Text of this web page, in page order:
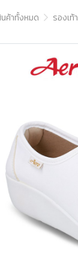
ค้าทั้งหมด รองเท้